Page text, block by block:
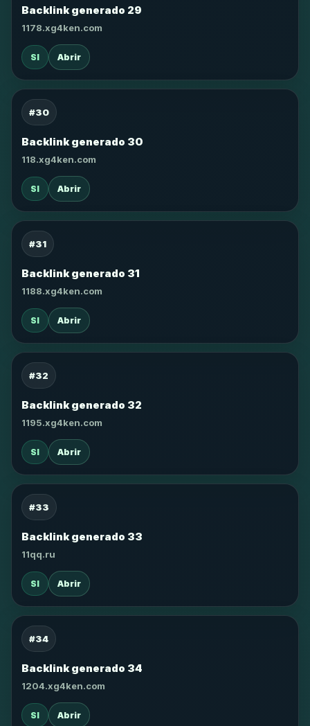
Backlink generado 29
1178.xg4ken.com
SI Abrir
#30
Backlink generado 30
118.xg4ken.com
SI Abrir
#31
Backlink generado 31
1188.xg4ken.com
SI Abrir
#32
Backlink generado 32
1195.xg4ken.com
SI Abrir
#33
Backlink generado 33
11qq.ru
SI Abrir
#34
Backlink generado 34
1204.xg4ken.com
SI Abrir